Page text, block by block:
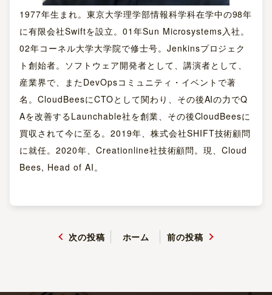
1977年生まれ。東京大学理学部情報科学科在学中の98年
に有限会社Swiftを設立。01年Sun Microsystems入社。
02年コーネル大学大学院で修士号。Jenkinsプロジェク
ト創始者。ソフトウェア開発者として、講演者として、
産業界で、またDevOpsコミュニティ・イベントで著
名。CloudBeesにCTOとして関わり、その後AIの力でQ
Aを改善するLaunchable社を創業、その後CloudBeesに
買収されて今に至る。2019年、株式会社SHIFT技術顧問
に就任。2020年、Creationline社技術顧問。現、Cloud
Bees, Head of AI。
次の投稿 ホーム 前の投稿